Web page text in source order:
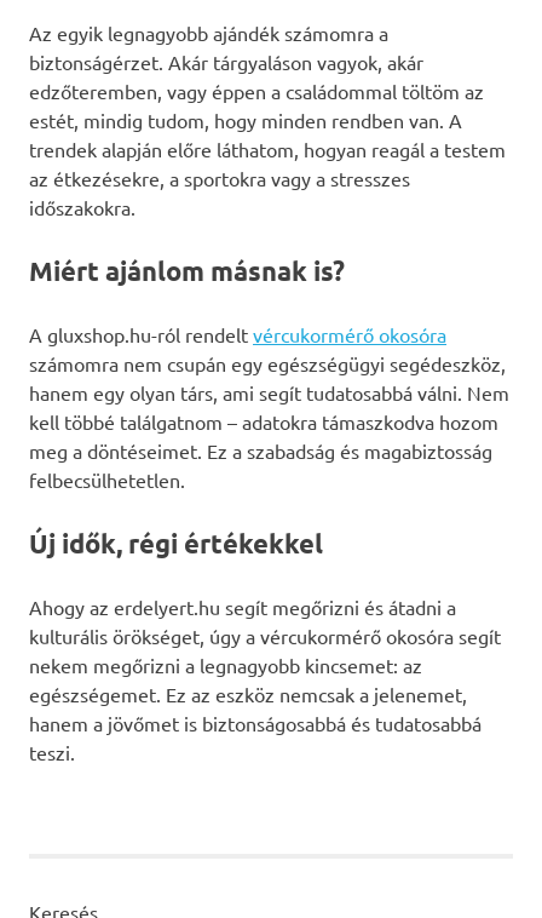
Az egyik legnagyobb ajándék számomra a
biztonságérzet. Akár tárgyaláson vagyok, akár
edzőteremben, vagy éppen a családommal töltöm az
estét, mindig tudom, hogy minden rendben van. A
trendek alapján előre láthatom, hogyan reagál a testem
az étkezésekre, a sportokra vagy a stresszes
időszakokra.
Miért ajánlom másnak is?
A gluxshop.hu-ról rendelt vércukormérő okosóra
számomra nem csupán egy egészségügyi segédeszköz,
hanem egy olyan társ, ami segít tudatosabbá válni. Nem
kell többé találgatnom – adatokra támaszkodva hozom
meg a döntéseimet. Ez a szabadság és magabiztosság
felbecsülhetetlen.
Új idők, régi értékekkel
Ahogy az erdelyert.hu segít megőrizni és átadni a
kulturális örökséget, úgy a vércukormérő okosóra segít
nekem megőrizni a legnagyobb kincsemet: az
egészségemet. Ez az eszköz nemcsak a jelenemet,
hanem a jövőmet is biztonságosabbá és tudatosabbá
teszi.
Keresés